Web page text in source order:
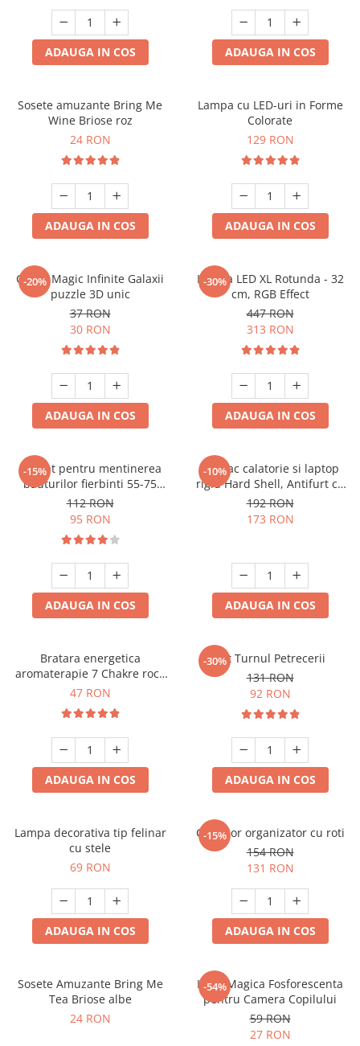
ADAUGA IN COS ADAUGA IN COS
Sosete amuzante Bring Me
Wine Briose roz
24 RON
ADAUGA IN COS
Lampa cu LED-uri in Forme
Colorate
129 RON
ADAUGA IN COS
-20%
Cubul Magic Infinite Galaxii
puzzle 3D unic
37 RON
30 RON
ADAUGA IN COS
-30%
Lampa LED XL Rotunda - 32
cm, RGB Effect
447 RON
313 RON
ADAUGA IN COS
-15%
Aparat pentru mentinerea
bauturilor fierbinti 55-75
grade
112 RON
95 RON
ADAUGA IN COS
-10%
Rucsac calatorie si laptop
rigid Hard Shell, Antifurt cu
port USB, Waterproof,
44x30x17 cm,
192 RON
173 RON
ADAUGA IN COS
Bratara energetica
aromaterapie 7 Chakre roca
vulcanica
47 RON
ADAUGA IN COS
-30%Set Turnul Petrecerii
131 RON
92 RON
ADAUGA IN COS
Lampa decorativa tip felinar
cu stele
69 RON
ADAUGA IN COS
-15%
Carucior organizator cu roti
154 RON
131 RON
ADAUGA IN COS
Sosete Amuzante Bring Me
Tea Briose albe
24 RON
-54%
Luna Magica Fosforescenta
pentru Camera Copilului
59 RON
27 RON